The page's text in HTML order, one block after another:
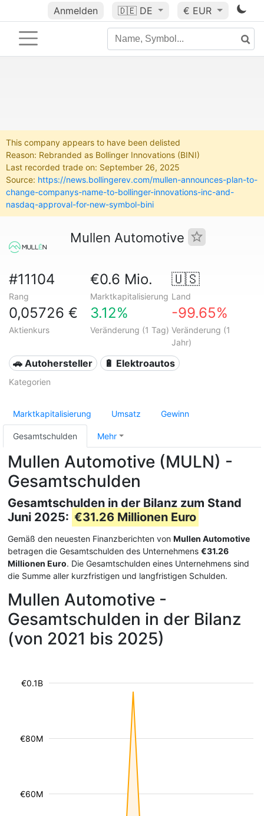
Anmelden 🇩🇪 DE € EUR
This company appears to have been delisted
Reason: Rebranded as Bollinger Innovations (BINI)
Last recorded trade on: September 26, 2025
Source: https://news.bollingerev.com/mullen-announces-plan-to-
change-companys-name-to-bollinger-innovations-inc-and-
nasdaq-approval-for-new-symbol-bini
Mullen Automotive
#11104
Rang
€0.6 Mio.
Marktkapitalisierung
🇺🇸
Land
0,05726 €
Aktienkurs
3.12%
Veränderung (1 Tag)
-99.65%
Veränderung (1
Jahr)
🚗 Autohersteller 🔋 Elektroautos
Kategorien
Marktkapitalisierung Umsatz Gewinn
Gesamtschulden Mehr
Mullen Automotive (MULN) -
Gesamtschulden
Gesamtschulden in der Bilanz zum Stand
Juni 2025: €31.26 Millionen Euro
Gemäß den neuesten Finanzberichten von Mullen Automotive
betragen die Gesamtschulden des Unternehmens €31.26
Millionen Euro. Die Gesamtschulden eines Unternehmens sind
die Summe aller kurzfristigen und langfristigen Schulden.
Mullen Automotive -
Gesamtschulden in der Bilanz
(von 2021 bis 2025)
€60M
€80M
€0.1B